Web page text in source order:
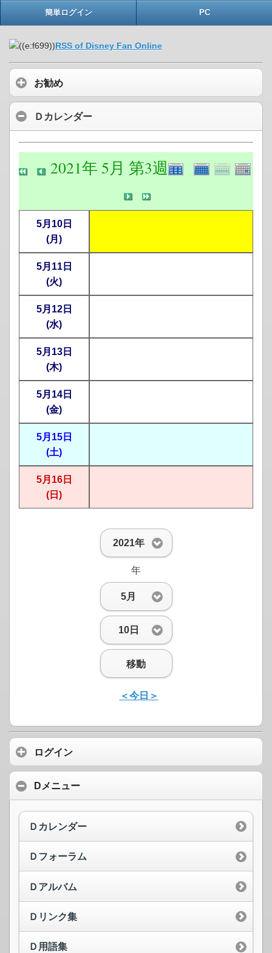
簡単ログイン PC
RSS of Disney Fan Online
お勧め
Ｄカレンダー
2021年 5月 第3週
5月10日
(月)
5月11日
(火)
5月12日
(水)
5月13日
(木)
5月14日
(金)
5月15日
(土)
5月16日
(日)
2021年
年
5月
10日
移動
＜今日＞
ログイン
Dメニュー
Ｄカレンダー
Ｄフォーラム
Ｄアルバム
Ｄリンク集
Ｄ用語集